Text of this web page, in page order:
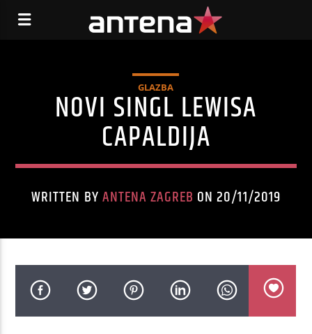
GLAZBA
NOVI SINGL LEWISA
CAPALDIJA
WRITTEN BYANTENA ZAGREB ON 20/11/2019